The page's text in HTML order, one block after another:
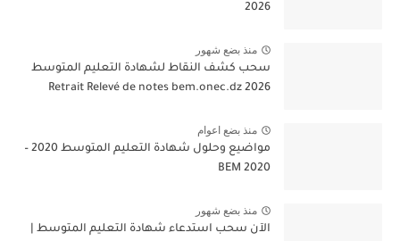
2026
منذ بضع شهور
سحب كشف النقاط لشهادة التعليم المتوسط
2026 Retrait Relevé de notes bem.onec.dz
منذ بضع اعوام
مواضيع وحلول شهادة التعليم المتوسط 2020 –
BEM 2020
منذ بضع شهور
الآن سحب استدعاء شهادة التعليم المتوسط |